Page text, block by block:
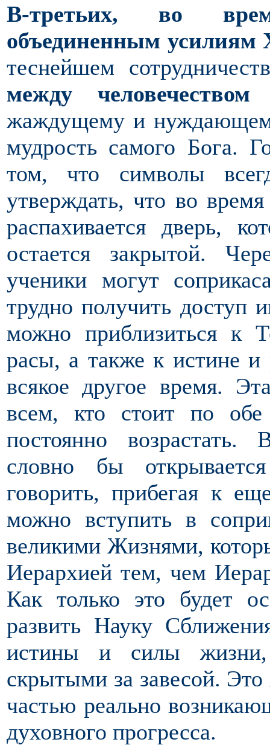
В-третьих, во
объединенным усилиям
теснейшем
между
жаждущему и
мудрость самого Бога.
том, что символы
утверждать, что во
распахивается дверь,
остается закрытой.
ученики могут
трудно получить доступ
можно приблизиться к
расы, а также к истине и
всякое другое время.
всем, кто стоит по
постоянно
словно бы
говорить, прибегая к
можно вступить в
великими Жизнями,
Иерархией тем, чем
Как только это будет
развить Науку
истины и силы
скрытыми за завесой.
частью реально
духовного прогресса.